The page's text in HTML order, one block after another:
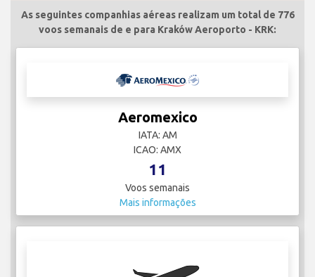
As seguintes companhias aéreas realizam um total de 776
voos semanais de e para Kraków Aeroporto - KRK:
Aeromexico
IATA: AM
ICAO: AMX
11
Voos semanais
Mais informações